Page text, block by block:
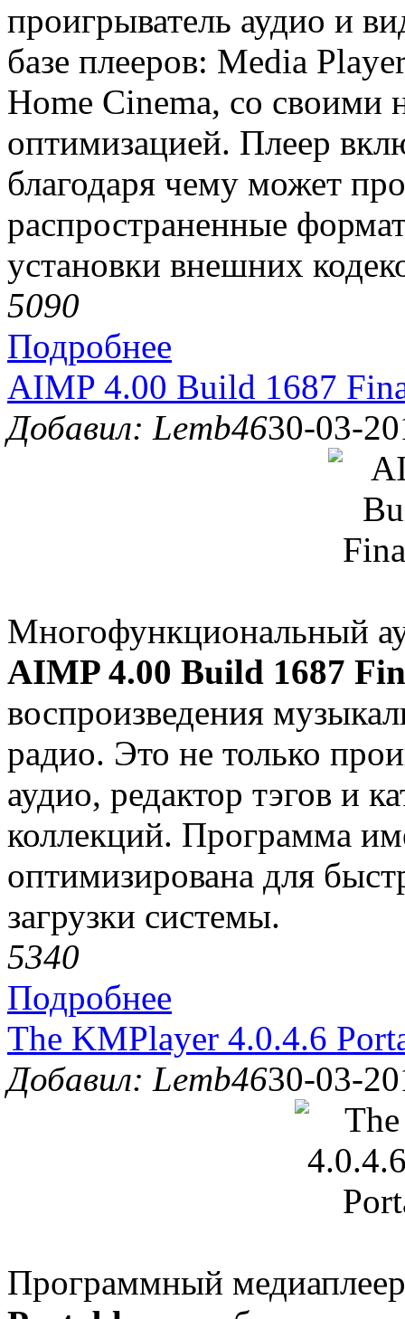
проигрыватель аудио и
базе плееров: Media
Home Cinema, со своими
оптимизацией. Плеер
благодаря чему может
распространенные
установки внешних
5090
Подробнее
AIMP 4.00 Build 1687
Добавил: Lemb4630-03-
Многофункциональный
AIMP 4.00 Build 1687
воспроизведения
радио. Это не только
аудио, редактор тэгов и
коллекций. Программа
оптимизирована для
загрузки системы.
5340
Подробнее
The KMPlayer 4.0.4.6
Добавил: Lemb4630-03-
Программный